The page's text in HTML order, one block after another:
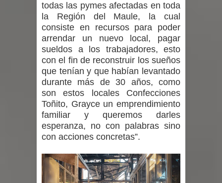
nacional en gasto por viajes y
traslados con $133 millones
todas las pymes afectadas en toda
la Región del Maule, la cual
consiste en recursos para poder
arrendar un nuevo local, pagar
sueldos a los trabajadores, esto
con el fin de reconstruir los sueños
que tenían y que habían levantado
durante más de 30 años, como
son estos locales Confecciones
Toñito, Grayce un emprendimiento
familiar y queremos darles
esperanza, no con palabras sino
con acciones concretas”.